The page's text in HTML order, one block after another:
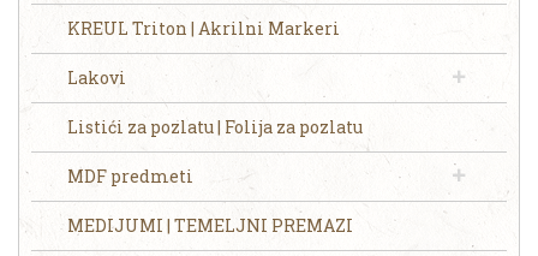
KREUL Triton | Akrilni Markeri
Lakovi
Listići za pozlatu | Folija za pozlatu
MDF predmeti
MEDIJUMI | TEMELJNI PREMAZI